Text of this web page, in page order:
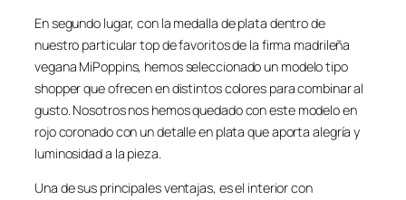
En segundo lugar, con la medalla de plata dentro de
nuestro particular top de favoritos de la firma madrileña
vegana MiPoppins, hemos seleccionado un modelo tipo
shopper que ofrecen en distintos colores para combinar al
gusto. Nosotros nos hemos quedado con este modelo en
rojo coronado con un detalle en plata que aporta alegría y
luminosidad a la pieza.
Una de sus principales ventajas, es el interior con